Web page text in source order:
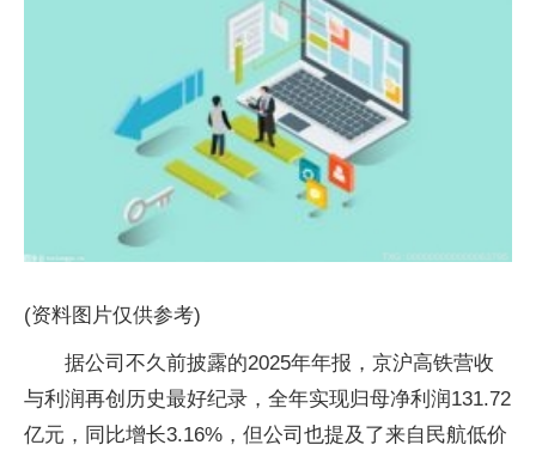
(资料图片仅供参考)
据公司不久前披露的2025年年报，京沪高铁营收
与利润再创历史最好纪录，全年实现归母净利润131.72
亿元，同比增长3.16%，但公司也提及了来自民航低价